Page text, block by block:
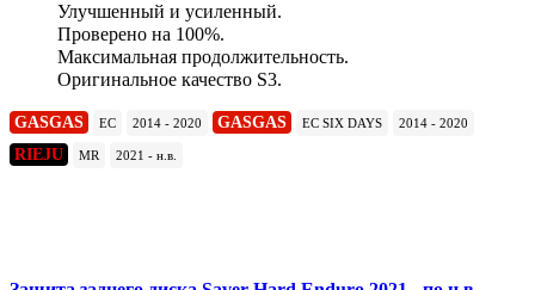
Улучшенный и усиленный.
Проверено на 100%.
Максимальная продолжительность.
Оригинальное качество S3.
GASGAS EC 2014 - 2020 GASGAS EC SIX DAYS 2014 - 2020
RIEJU MR 2021 - н.в.